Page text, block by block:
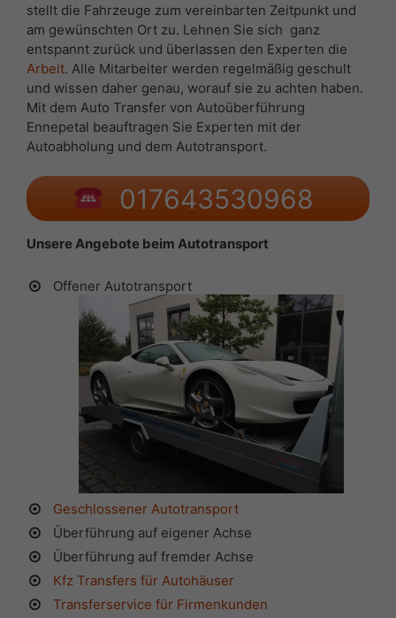
stellt die Fahrzeuge zum vereinbarten Zeitpunkt und
am gewünschten Ort zu. Lehnen Sie sich ganz
entspannt zurück und überlassen den Experten die
Arbeit. Alle Mitarbeiter werden regelmäßig geschult
und wissen daher genau, worauf sie zu achten haben.
Mit dem Auto Transfer von Autoüberführung
Ennepetal beauftragen Sie Experten mit der
Autoabholung und dem Autotransport.
017643530968
Unsere Angebote beim Autotransport
Offener Autotransport
Geschlossener Autotransport
Überführung auf eigener Achse
Überführung auf fremder Achse
Kfz Transfers für Autohäuser
Transferservice für Firmenkunden